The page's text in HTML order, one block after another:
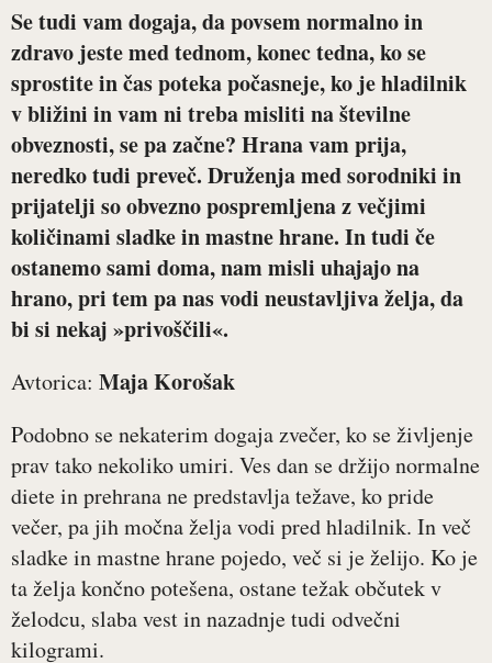
Se tudi vam dogaja, da povsem normalno in
zdravo jeste med tednom, konec tedna, ko se
sprostite in čas poteka počasneje, ko je hladilnik
v bližini in vam ni treba misliti na številne
obveznosti, se pa začne? Hrana vam prija,
neredko tudi preveč. Druženja med sorodniki in
prijatelji so obvezno pospremljena z večjimi
količinami sladke in mastne hrane. In tudi če
ostanemo sami doma, nam misli uhajajo na
hrano, pri tem pa nas vodi neustavljiva želja, da
bi si nekaj »privoščili«.
Avtorica: Maja Korošak
Podobno se nekaterim dogaja zvečer, ko se življenje
prav tako nekoliko umiri. Ves dan se držijo normalne
diete in prehrana ne predstavlja težave, ko pride
večer, pa jih močna želja vodi pred hladilnik. In več
sladke in mastne hrane pojedo, več si je želijo. Ko je
ta želja končno potešena, ostane težak občutek v
želodcu, slaba vest in nazadnje tudi odvečni
kilogrami.